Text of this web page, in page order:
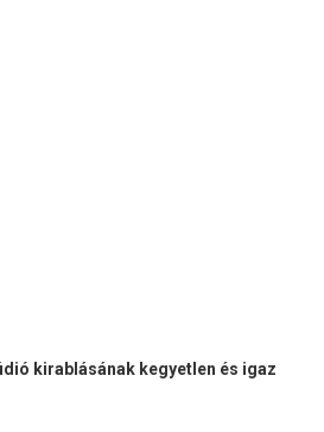
kirablásának kegyetlen és igaz